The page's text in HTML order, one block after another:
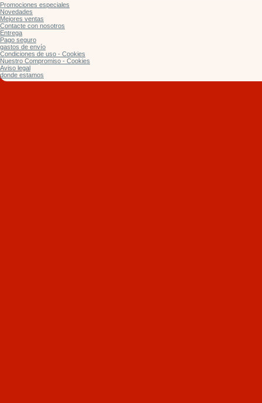
Promociones especiales
Novedades
Mejores ventas
Contacte con nosotros
Entrega
Pago seguro
gastos de envío
Condiciones de uso - Cookies
Nuestro Compromiso - Cookies
Aviso legal
donde estamos